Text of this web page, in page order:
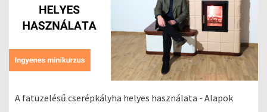
A fatüzelésű cserépkályha helyes használata - Alapok